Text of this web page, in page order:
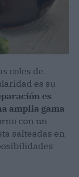
coles de
es su
es
amplia gama
con un
salteadas en